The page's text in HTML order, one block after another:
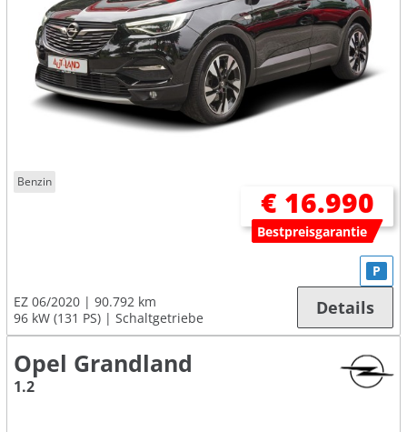
Benzin
€ 16.990
Bestpreisgarantie
EZ 06/2020
90.792 km
96 kW (131 PS)
Schaltgetriebe
P
Details
Opel Grandland
1.2